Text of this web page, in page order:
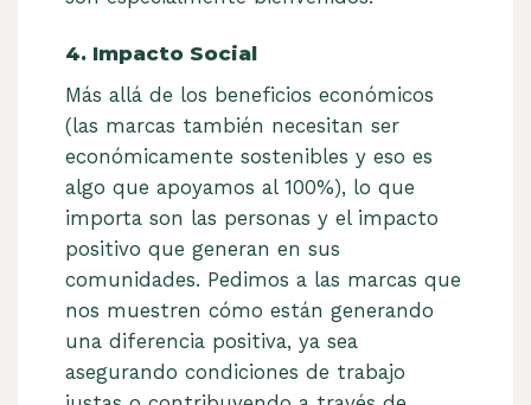
4. Impacto Social
Más allá de los beneficios económicos
(las marcas también necesitan ser
económicamente sostenibles y eso es
algo que apoyamos al 100%), lo que
importa son las personas y el impacto
positivo que generan en sus
comunidades. Pedimos a las marcas que
nos muestren cómo están generando
una diferencia positiva, ya sea
asegurando condiciones de trabajo